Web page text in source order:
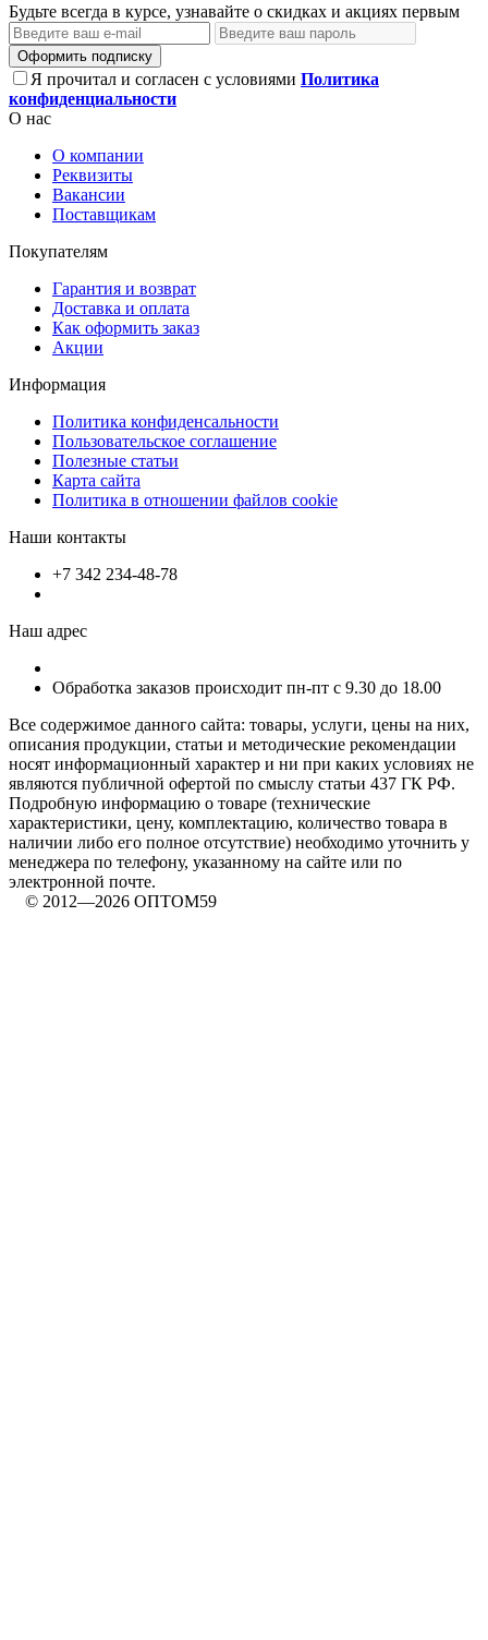
Будьте всегда в курсе, узнавайте о скидках и акциях первым
Оформить подписку
Я прочитал и согласен с условиями Политика
конфиденциальности
О нас
О компании
Реквизиты
Вакансии
Поставщикам
Покупателям
Гарантия и возврат
Доставка и оплата
Как оформить заказ
Акции
Информация
Политика конфиденсальности
Пользовательское соглашение
Полезные статьи
Карта сайта
Политика в отношении файлов cookie
Наши контакты
+7 342 234-48-78
Наш адрес
Обработка заказов происходит пн-пт с 9.30 до 18.00
Все содержимое данного сайта: товары, услуги, цены на них,
описания продукции, статьи и методические рекомендации
носят информационный характер и ни при каких условиях не
являются публичной офертой по смыслу статьи 437 ГК РФ.
Подробную информацию о товаре (технические
характеристики, цену, комплектацию, количество товара в
наличии либо его полное отсутствие) необходимо уточнить у
менеджера по телефону, указанному на сайте или по
электронной почте.
© 2012—2026 ОПТОМ59